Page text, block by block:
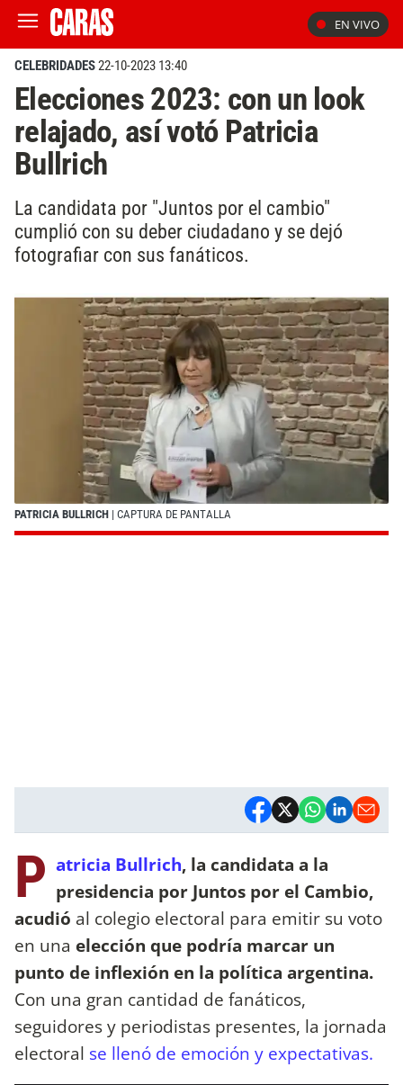
EN VIVO
CELEBRIDADES22-10-2023 13:40
Elecciones 2023: con un look
relajado, así votó Patricia
Bullrich
La candidata por "Juntos por el cambio"
cumplió con su deber ciudadano y se dejó
fotografiar con sus fanáticos.
PATRICIA BULLRICH | CAPTURA DE PANTALLA
P atricia Bullrich, la candidata a la
presidencia por Juntos por el Cambio,
acudió al colegio electoral para emitir su voto
en una elección que podría marcar un
punto de inflexión en la política argentina.
Con una gran cantidad de fanáticos,
seguidores y periodistas presentes, la jornada
electoral se llenó de emoción y expectativas.